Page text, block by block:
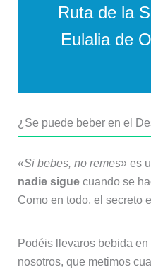
Ruta de la
Eulalia de
¿Se puede beber en el
«Si bebes, no remes»es
nadie siguecuando se
Como en todo, el secreto
Podéis llevaros bebida
nosotros, que metimos